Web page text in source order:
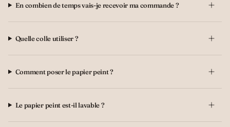
En combien de temps vais-je recevoir ma commande ?
Quelle colle utiliser ?
Comment poser le papier peint ?
Le papier peint est-il lavable ?